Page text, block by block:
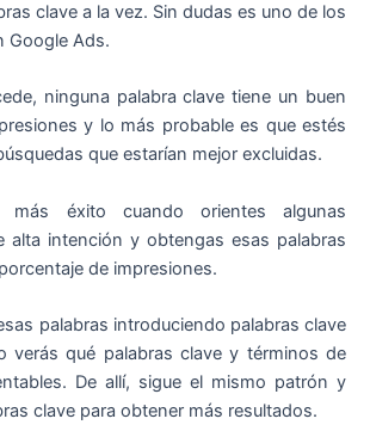
clave a la vez. Sin dudas es uno de los
Google Ads.
ninguna palabra clave tiene un buen
y lo más probable es que estés
que estarían mejor excluidas.
más éxito cuando orientes algunas
alta intención y obtengas esas palabras
de impresiones.
palabras introduciendo palabras clave
verás qué palabras clave y términos de
De allí, sigue el mismo patrón y
clave para obtener más resultados.